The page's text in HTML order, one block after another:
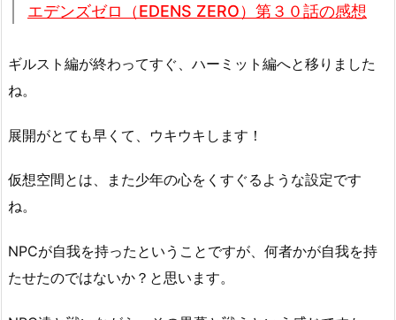
エデンズゼロ（EDENS ZERO）第３０話の感想
ギルスト編が終わってすぐ、ハーミット編へと移りました
ね。
展開がとても早くて、ウキウキします！
仮想空間とは、また少年の心をくすぐるような設定です
ね。
NPCが自我を持ったということですが、何者かが自我を持
たせたのではないか？と思います。